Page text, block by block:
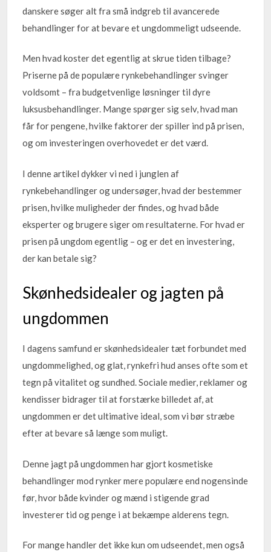
danskere søger alt fra små indgreb til avancerede
behandlinger for at bevare et ungdommeligt udseende.
Men hvad koster det egentlig at skrue tiden tilbage?
Priserne på de populære rynkebehandlinger svinger
voldsomt – fra budgetvenlige løsninger til dyre
luksusbehandlinger. Mange spørger sig selv, hvad man
får for pengene, hvilke faktorer der spiller ind på prisen,
og om investeringen overhovedet er det værd.
I denne artikel dykker vi ned i junglen af
rynkebehandlinger og undersøger, hvad der bestemmer
prisen, hvilke muligheder der findes, og hvad både
eksperter og brugere siger om resultaterne. For hvad er
prisen på ungdom egentlig – og er det en investering,
der kan betale sig?
Skønhedsidealer og jagten på
ungdommen
I dagens samfund er skønhedsidealer tæt forbundet med
ungdommelighed, og glat, rynkefri hud anses ofte som et
tegn på vitalitet og sundhed. Sociale medier, reklamer og
kendisser bidrager til at forstærke billedet af, at
ungdommen er det ultimative ideal, som vi bør stræbe
efter at bevare så længe som muligt.
Denne jagt på ungdommen har gjort kosmetiske
behandlinger mod rynker mere populære end nogensinde
før, hvor både kvinder og mænd i stigende grad
investerer tid og penge i at bekæmpe alderens tegn.
For mange handler det ikke kun om udseendet, men også